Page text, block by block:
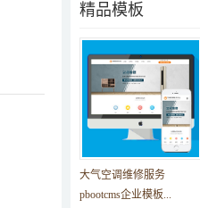
精品模板
大气空调维修服务
pbootcms企业模板...